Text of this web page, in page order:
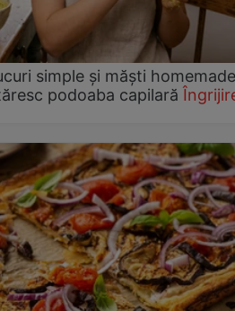
simple și măști homemade
podoaba capilară